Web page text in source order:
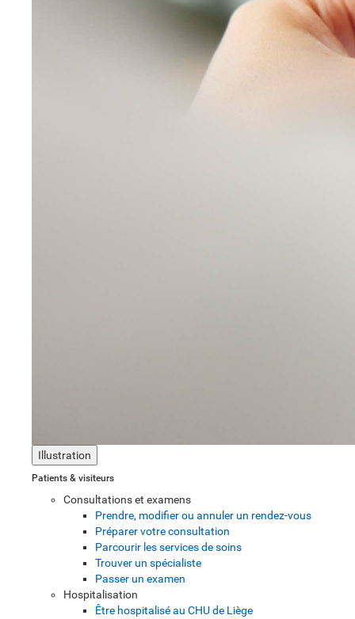
Illustration
Patients & visiteurs
Consultations et examens
Prendre, modifier ou annuler un rendez-vous
Préparer votre consultation
Parcourir les services de soins
Trouver un spécialiste
Passer un examen
Hospitalisation
Être hospitalisé au CHU de Liège